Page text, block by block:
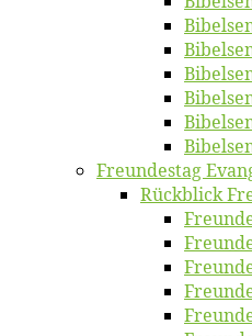
Freun­des­tag
Rück­blick